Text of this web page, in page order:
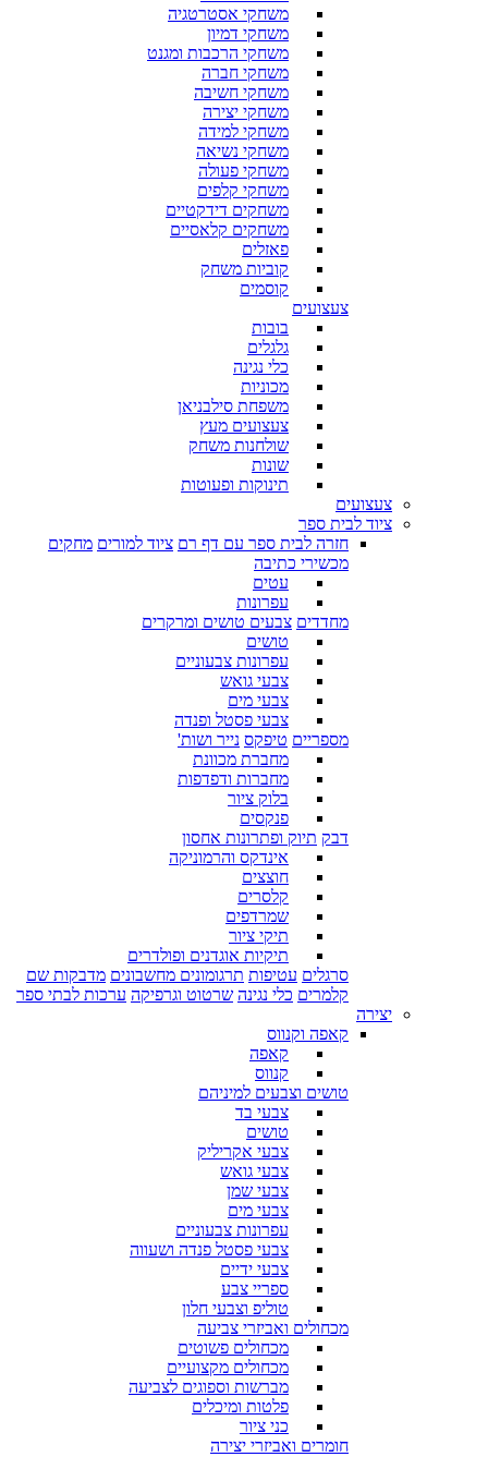
משחקי אסטרטגיה
משחקי דמיון
משחקי הרכבות ומגנט
משחקי חברה
משחקי חשיבה
משחקי יצירה
משחקי למידה
משחקי נשיאה
משחקי פעולה
משחקי קלפים
משחקים דידקטיים
משחקים קלאסיים
פאזלים
קוביות משחק
קוסמים
צעצועים
בובות
גלגלים
כלי נגינה
מכוניות
משפחת סילבניאן
צעצועים מעץ
שולחנות משחק
שונות
תינוקות ופעוטות
צעצועים
ציוד לבית ספר
חזרה לבית ספר עם דף רם ציוד למורים מחקים
מכשירי כתיבה
עטים
עפרונות
מחדדים צבעים טושים ומרקרים
טושים
עפרונות צבעוניים
צבעי גואש
צבעי מים
צבעי פסטל ופנדה
מספריים טיפקס נייר ושות'
מחברת מכוונת
מחברות ודפדפות
בלוק ציור
פנקסים
דבק תיוק ופתרונות אחסון
אינדקס והרמוניקה
חוצצים
קלסרים
שמרדפים
תיקי ציור
תיקיות אוגדנים ופולדרים
סרגלים עטיפות תרגומונים מחשבונים מדבקות שם
קלמרים כלי נגינה שרטוט וגרפיקה ערכות לבתי ספר
יצירה
קאפה וקנווס
קאפה
קנווס
טושים וצבעים למיניהם
צבעי בד
טושים
צבעי אקריליק
צבעי גואש
צבעי שמן
צבעי מים
עפרונות צבעוניים
צבעי פסטל פנדה ושעווה
צבעי ידיים
ספריי צבע
טוליפ וצבעי חלון
מכחולים ואביזרי צביעה
מכחולים פשוטים
מכחולים מקצועיים
מברשות וספוגים לצביעה
פלטות ומיכלים
כני ציור
חומרים ואביזרי יצירה